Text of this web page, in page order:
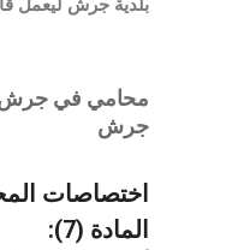
بلدية جرش ليعمل
محامي في جرش |
جرش
اختصاصات
المادة (7):